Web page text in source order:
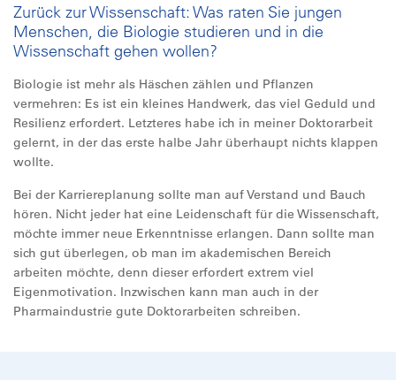
Zurück zur Wissenschaft: Was raten Sie jungen
Menschen, die Biologie studieren und in die
Wissenschaft gehen wollen?
Biologie ist mehr als Häschen zählen und Pflanzen
vermehren: Es ist ein kleines Handwerk, das viel Geduld und
Resilienz erfordert. Letzteres habe ich in meiner Doktorarbeit
gelernt, in der das erste halbe Jahr überhaupt nichts klappen
wollte.
Bei der Karriereplanung sollte man auf Verstand und Bauch
hören. Nicht jeder hat eine Leidenschaft für die Wissenschaft,
möchte immer neue Erkenntnisse erlangen. Dann sollte man
sich gut überlegen, ob man im akademischen Bereich
arbeiten möchte, denn dieser erfordert extrem viel
Eigenmotivation. Inzwischen kann man auch in der
Pharmaindustrie gute Doktorarbeiten schreiben.